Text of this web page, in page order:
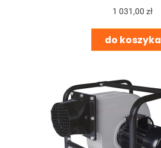
1 031,00 zł
do koszyka